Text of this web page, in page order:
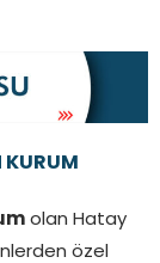
KURUM
olan Hatay
özel